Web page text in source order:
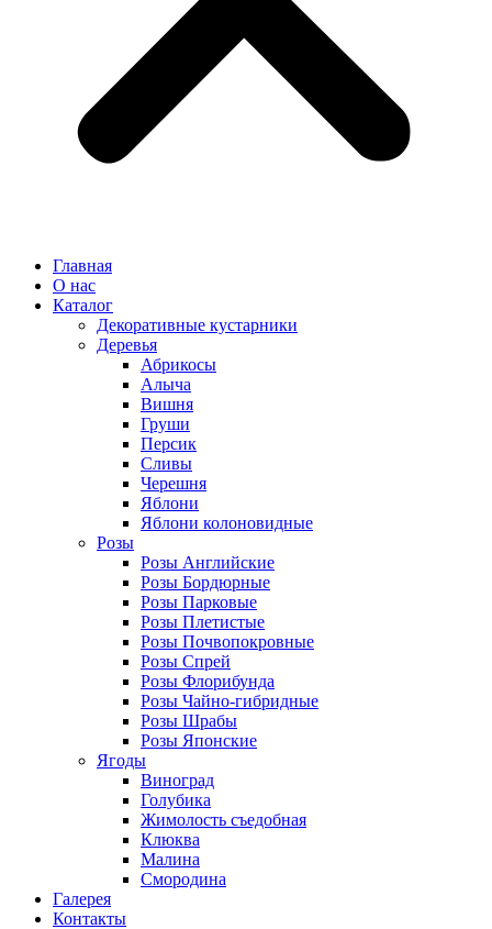
Главная
О нас
Каталог
Декоративные кустарники
Деревья
Абрикосы
Алыча
Вишня
Груши
Персик
Сливы
Черешня
Яблони
Яблони колоновидные
Розы
Розы Английские
Розы Бордюрные
Розы Парковые
Розы Плетистые
Розы Почвопокровные
Розы Спрей
Розы Флорибунда
Розы Чайно-гибридные
Розы Шрабы
Розы Японские
Ягоды
Виноград
Голубика
Жимолость съедобная
Клюква
Малина
Смородина
Галерея
Контакты